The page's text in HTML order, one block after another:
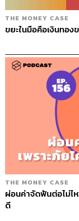
THE MONEY CASE
ขยะในมือคือเงินทอง
THE MONEY CASE
ผ่อนค่าจัดฟันต่อไม่ไ
ดี